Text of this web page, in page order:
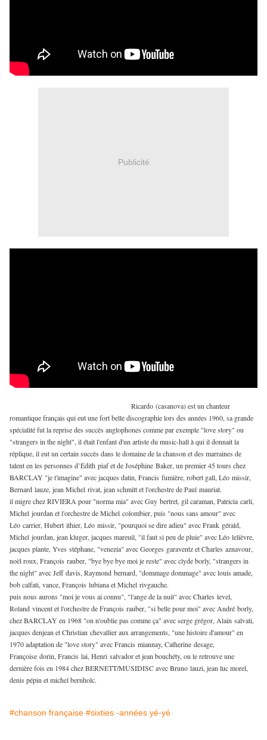
Publicité
Ricardo (casanova) est un chanteur
romantique français qui eut une fort belle discographie lors des années 1960, sa grande
spécialité fut la reprise des succès anglophones comme par exemple "love story" ou
"strangers in the night", il était l'enfant d'un artiste du music-hall à qui il donnait la
réplique, il eut un certain succès dans le domaine de la chanson et des marraines de
talent en les personnes d’Édith piaf et de Joséphine Baker, un premier 45 tours chez
BARCLAY "je t'imagine" avec jacques datin, Francis fumière, robert gall, Léo missir,
Bernard lauze, jean Michel rivat, jean schmitt et l'orchestre de Paul mauriat.
il migre chez RIVIERA pour "norma mia" avec Guy bertret, gil caraman, Patricia carli,
Michel jourdan et l'orchestre de Michel colombier, puis "nous sans amour" avec
Léo carrier, Hubert ithier, Léo missir, "pourquoi se dire adieu" avec Frank gérald,
Michel jourdan, jean kluger, jacques mareuil, "il faut si peu de pluie" avec Léo lelièvre,
jacques plante, Yves stéphane, "venezia" avec Georges garaventz et Charles aznavour,
noël roux, François rauber, "bye bye bye moi je reste" avec clyde borly, "strangers in
the night" avec Jeff davis, Raymond bernard, "dommage dommage" avec louis amade,
bob calfati, vance, François lubiana et Michel rivgauche.
puis nous aurons "moi je vous ai connu", "l'ange de la nuit" avec Charles level,
Roland vincent et l'orchestre de François rauber, "si belle pour moi" avec André borly,
chez BARCLAY en 1968 "on n'oublie pas comme ça" avec serge grégor, Alain salvati,
jacques denjean et Christian chevallier aux arrangements, "une histoire d'amour" en
1970 adaptation de "love story" avec Francis miannay, Catherine desage,
Françoise dorin, Francis lai, Henri salvador et jean bouchéty, on le retrouve une
dernière fois en 1984 chez BERNETT/MUSIDISC avec Bruno lauzi, jean luc morel,
denis pépin et michel bernholc.
#chanson française #sixties -années yé-yé